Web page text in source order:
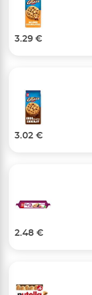
3.29 €
3.02 €
2.48 €